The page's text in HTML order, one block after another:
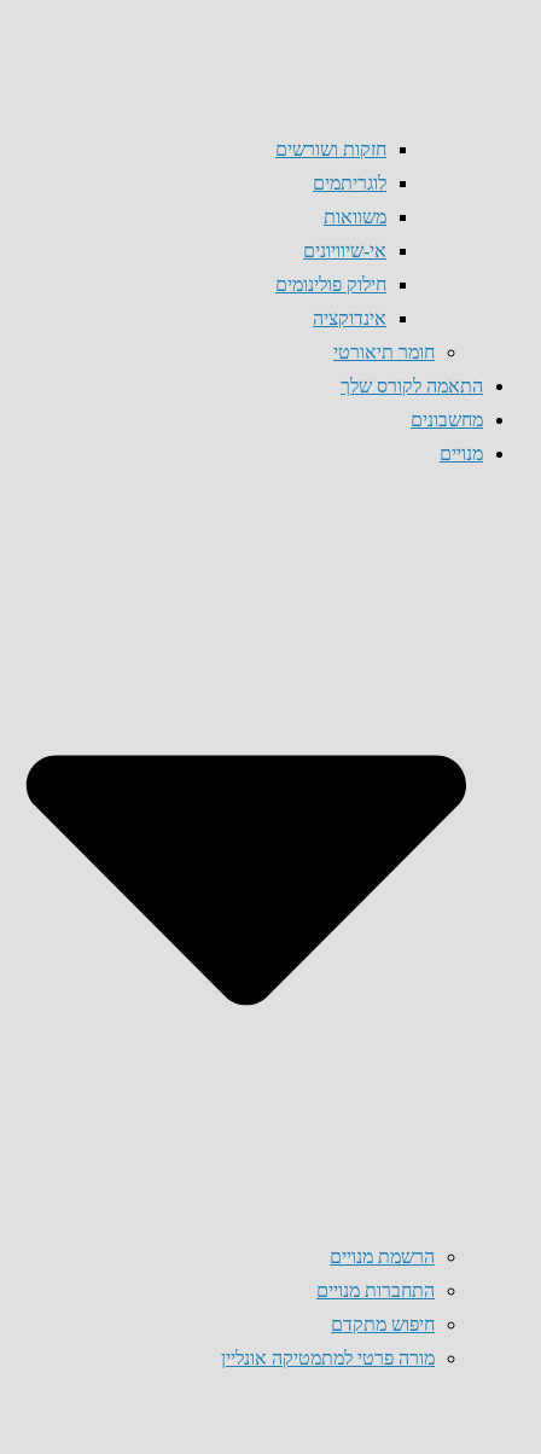
חזקות ושורשים
לוגריתמים
משוואות
אי-שיוויונים
חילוק פולינומים
אינדוקציה
חומר תיאורטי
התאמה לקורס שלך
מחשבונים
מנויים
הרשמת מנויים
התחברות מנויים
חיפוש מתקדם
מורה פרטי למתמטיקה אונליין